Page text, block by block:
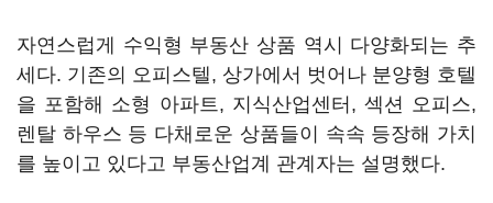
자연스럽게 수익형 부동산 상품 역시 다양화되는 추
세다. 기존의 오피스텔, 상가에서 벗어나 분양형 호텔
을 포함해 소형 아파트, 지식산업센터, 섹션 오피스,
렌탈 하우스 등 다채로운 상품들이 속속 등장해 가치
를 높이고 있다고 부동산업계 관계자는 설명했다.